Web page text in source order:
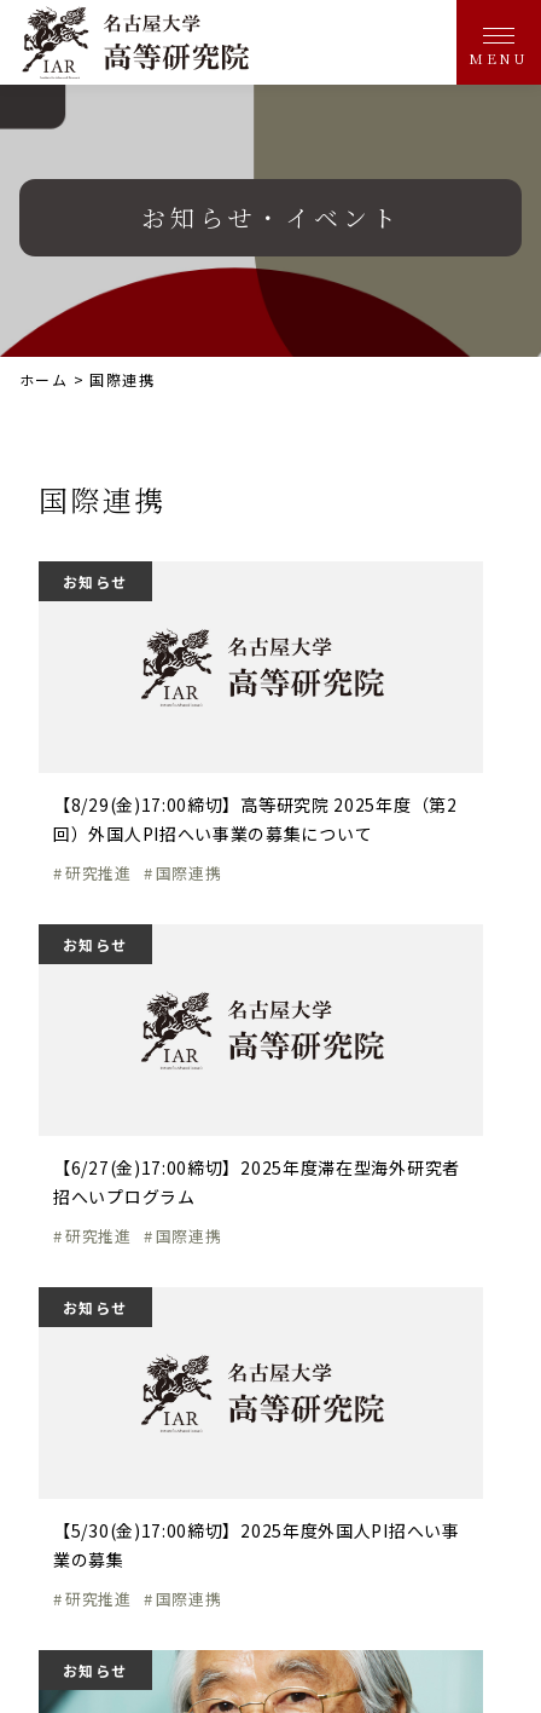
MENU
お知らせ・イベント
ホーム >国際連携
国際連携
お知らせ
【8/29(金)17:00締切】高等研究院 2025年度（第2
回）外国人PI招へい事業の募集について
研究推進 国際連携
お知らせ
【6/27(金)17:00締切】2025年度滞在型海外研究者
招へいプログラム
研究推進 国際連携
お知らせ
【5/30(金)17:00締切】2025年度外国人PI招へい事
業の募集
研究推進 国際連携
お知らせ